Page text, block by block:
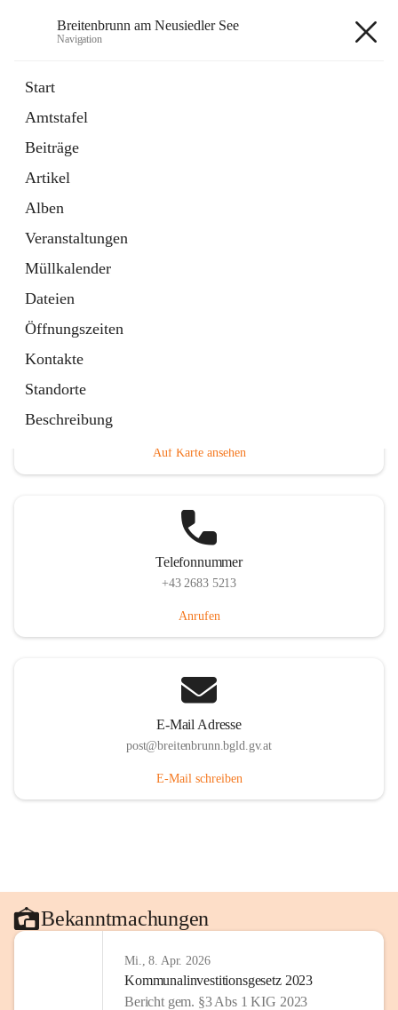
Breitenbrunn am Neusiedler See
Navigation
Start
Amtstafel
Beiträge
Artikel
Alben
Veranstaltungen
Müllkalender
Dateien
Öffnungszeiten
Kontakte
Standorte
Beschreibung
18 Schnellzugriffe
Gemeindeservice
Auf Karte ansehen
Telefonnummer
+43 2683 5213
Anrufen
E-Mail Adresse
post@breitenbrunn.bgld.gv.at
E-Mail schreiben
Bekanntmachungen
Mi., 8. Apr. 2026
Kommunalinvestitionsgesetz 2023
Bericht gem. §3 Abs 1 KIG 2023